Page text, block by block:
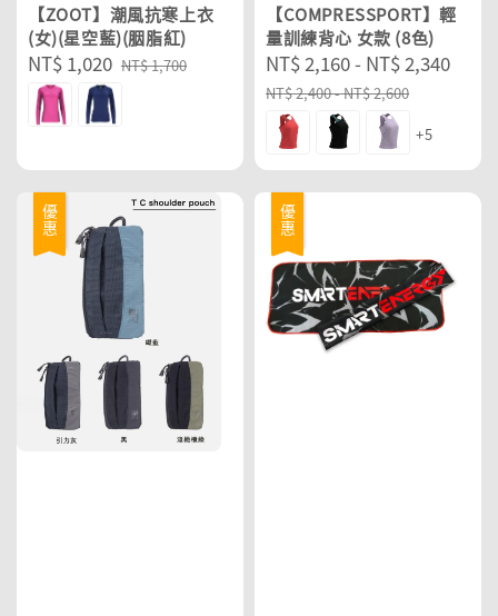
【ZOOT】潮風抗寒上衣
(女)(星空藍)(胭脂紅)
Sale
price
NT$ 1,020 Regular
NT$ 1,700
【COMPRESSPORT】輕
量訓練背心 女款 (8色)
Sale
price
NT$ 2,160- NT$ 2,340
NT$ 2,400-NT$ 2,600
+5
優惠 優惠